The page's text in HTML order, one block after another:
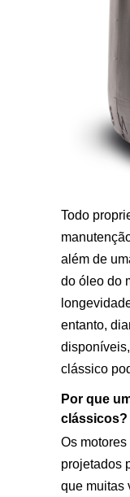
Todo
além de
do óleo do
entanto,
clássico
Por que
clássicos?
Os
projetados
que muitas